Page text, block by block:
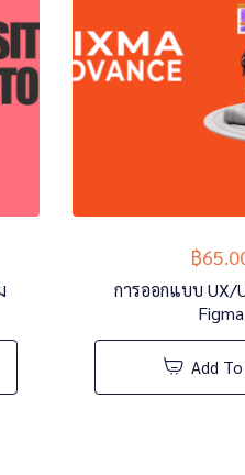
฿
การออกแบบ UX/
Figma
Add